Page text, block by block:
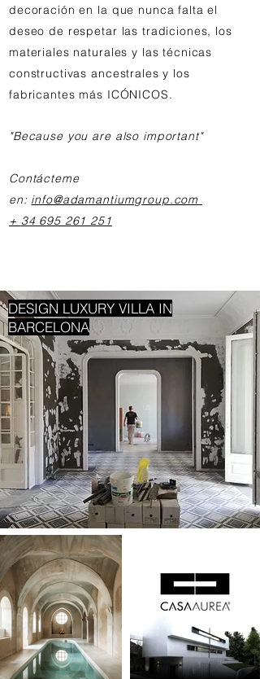
decoración en la que nunca falta el
deseo de respetar las tradiciones, los
materiales naturales y las técnicas
constructivas ancestrales y los
fabricantes más ICÓNICOS.
"Because you are also important"
Contácteme
en: info@adamantiumgroup.com
+ 34 695 261 251
DESIGN LUXURY VILLA IN
BARCELONA